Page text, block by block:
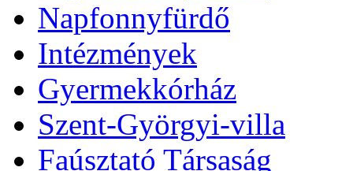
Napfonnyfürdő
Intézmények
Gyermekkórház
Szent-Györgyi-villa
Faúsztató Társaság